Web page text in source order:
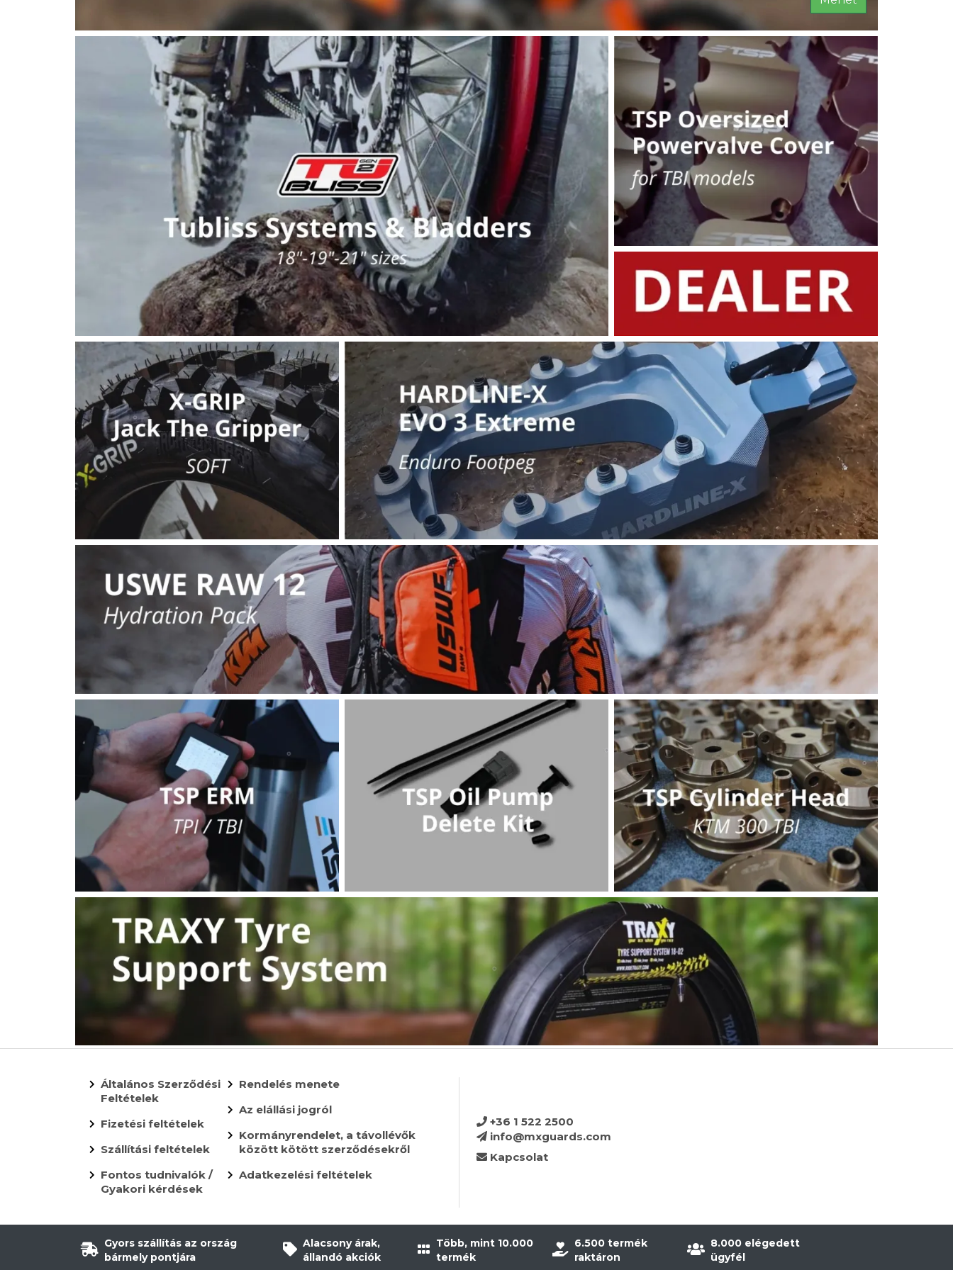
Általános Szerződési
Feltételek
Fizetési feltételek
Szállítási feltételek
Fontos tudnivalók /
Gyakori kérdések
Rendelés menete
Az elállási jogról
Kormányrendelet, a távollévők
között kötött szerződésekről
Adatkezelési feltételek
+36 1 522 2500
info@mxguards.com
Kapcsolat
Gyors szállítás az ország
bármely pontjára
Alacsony árak,
állandó akciók
Több, mint 10.000
termék
6.500 termék
raktáron
8.000 elégedett
ügyfél